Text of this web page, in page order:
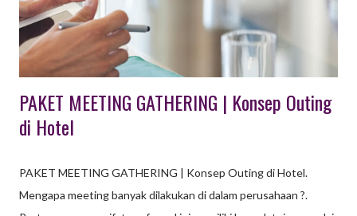
1 Hari di Bandung, Pilihan Seru untuk Gathering Banyak tempat
wisata kini menggabungkan kedua konsep ini. Pengunjung dapat
menikmati keg...
PAKET MEETING GATHERING | Konsep Outing
di Hotel
PAKET MEETING GATHERING | Konsep Outing di Hotel.
Mengapa meeting banyak dilakukan di dalam perusahaan ?.